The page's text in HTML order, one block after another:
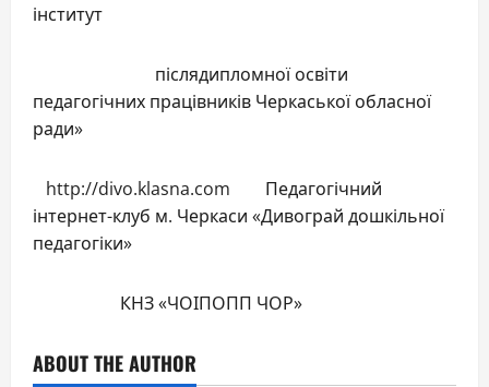
інститут
післядипломної освіти
педагогічних працівників Черкаської обласної
ради»
http://divo.klasna.com Педагогічний
інтернет-клуб м. Черкаси «Дивограй дошкільної
педагогіки»
КНЗ «ЧОІПОПП ЧОР»
ABOUT THE AUTHOR